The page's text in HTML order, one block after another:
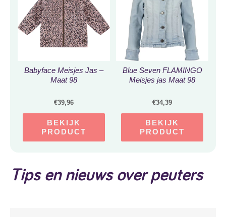
Babyface Meisjes Jas –
Maat 98
€39,96
BEKIJK
PRODUCT
Blue Seven FLAMINGO
Meisjes jas Maat 98
€34,39
BEKIJK
PRODUCT
Tips en nieuws over peuters